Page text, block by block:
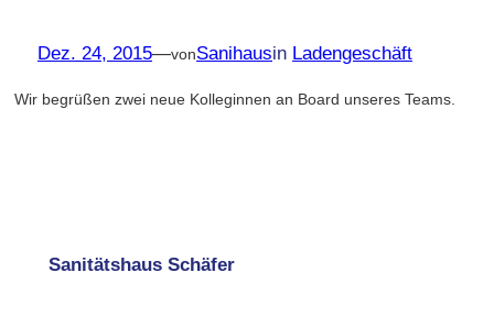
Dez. 24, 2015—vonSanihausin Ladengeschäft
Wir begrüßen zwei neue Kolleginnen an Board unseres Teams.
Sanitätshaus Schäfer